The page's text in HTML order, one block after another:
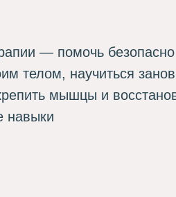
— помочь безопасно
телом, научиться
мышцы и
навыки